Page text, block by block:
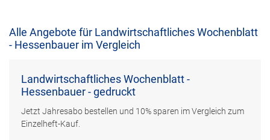
Alle Angebote für Landwirtschaftliches Wochenblatt
- Hessenbauer im Vergleich
Landwirtschaftliches Wochenblatt -
Hessenbauer - gedruckt
Jetzt Jahresabo bestellen und 10% sparen im Vergleich zum
Einzelheft-Kauf.